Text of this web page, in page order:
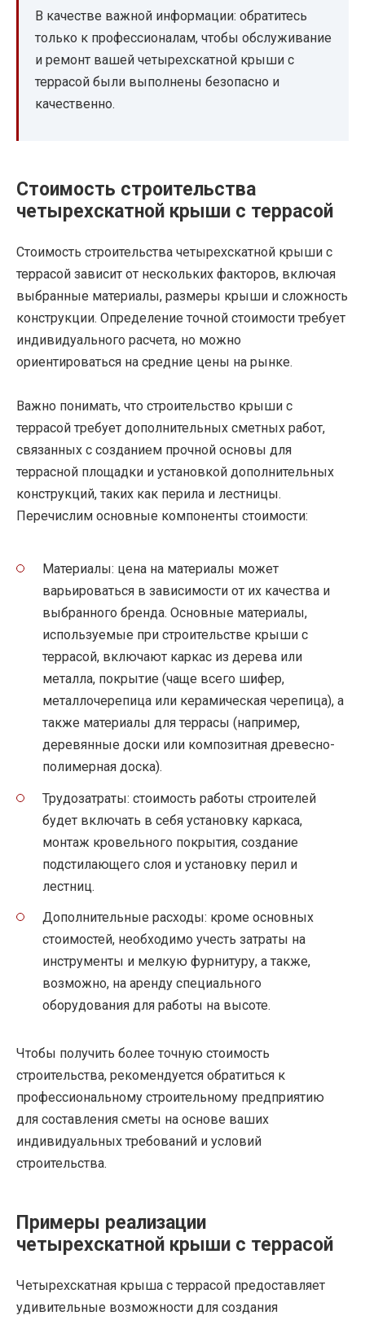
В качестве важной информации: обратитесь
только к профессионалам, чтобы обслуживание
и ремонт вашей четырехскатной крыши с
террасой были выполнены безопасно и
качественно.
Стоимость строительства
четырехскатной крыши с террасой
Стоимость строительства четырехскатной крыши с
террасой зависит от нескольких факторов, включая
выбранные материалы, размеры крыши и сложность
конструкции. Определение точной стоимости требует
индивидуального расчета, но можно
ориентироваться на средние цены на рынке.
Важно понимать, что строительство крыши с
террасой требует дополнительных сметных работ,
связанных с созданием прочной основы для
террасной площадки и установкой дополнительных
конструкций, таких как перила и лестницы.
Перечислим основные компоненты стоимости:
Материалы: цена на материалы может
варьироваться в зависимости от их качества и
выбранного бренда. Основные материалы,
используемые при строительстве крыши с
террасой, включают каркас из дерева или
металла, покрытие (чаще всего шифер,
металлочерепица или керамическая черепица), а
также материалы для террасы (например,
деревянные доски или композитная древесно-
полимерная доска).
Трудозатраты: стоимость работы строителей
будет включать в себя установку каркаса,
монтаж кровельного покрытия, создание
подстилающего слоя и установку перил и
лестниц.
Дополнительные расходы: кроме основных
стоимостей, необходимо учесть затраты на
инструменты и мелкую фурнитуру, а также,
возможно, на аренду специального
оборудования для работы на высоте.
Чтобы получить более точную стоимость
строительства, рекомендуется обратиться к
профессиональному строительному предприятию
для составления сметы на основе ваших
индивидуальных требований и условий
строительства.
Примеры реализации
четырехскатной крыши с террасой
Четырехскатная крыша с террасой предоставляет
удивительные возможности для создания